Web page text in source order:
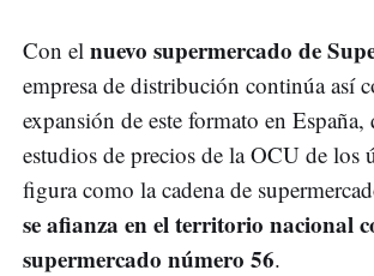
Con el nuevo supermercado de
empresa de distribución continúa así
expansión de este formato en España,
estudios de precios de la OCU de los
figura como la cadena de
se afianza en el territorio nacional
supermercado número 56.